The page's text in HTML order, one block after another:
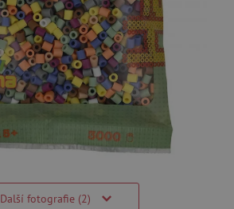
Další fotografie (2)